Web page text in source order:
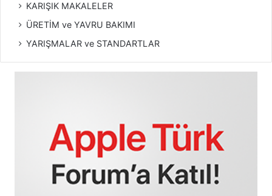
KARIŞIK MAKALELER
ÜRETİM ve YAVRU BAKIMI
YARIŞMALAR ve STANDARTLAR